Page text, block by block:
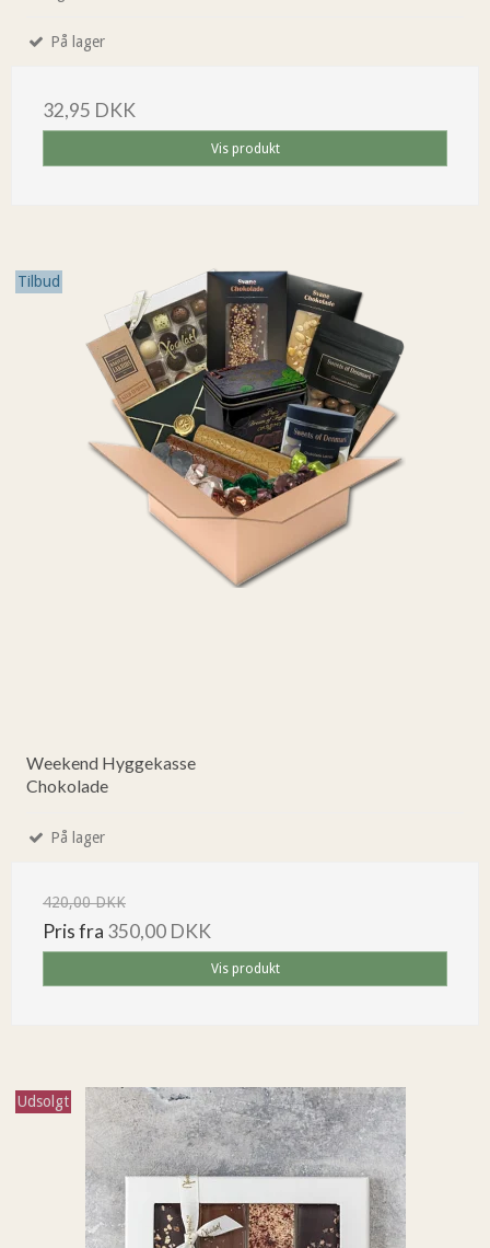
På lager
32,95 DKK
Vis produkt
Tilbud
Weekend Hyggekasse
Chokolade
På lager
420,00 DKK
Pris fra 350,00 DKK
Vis produkt
Udsolgt